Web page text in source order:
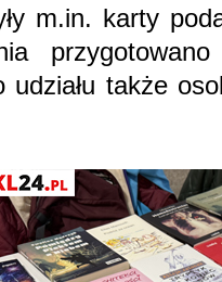
m.in. karty
udziału także